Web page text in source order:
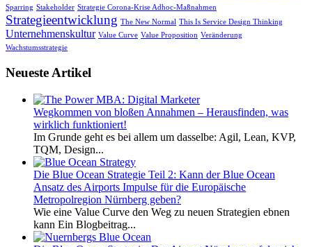
Sparring Stakeholder Strategie Corona-Krise Adhoc-Maßnahmen
Strategieentwicklung The New Normal This Is Service Design Thinking
Unternehmenskultur Value Curve Value Proposition Veränderung
Wachstumsstrategie
Neueste Artikel
Wegkommen von bloßen Annahmen – Herausfinden, was
wirklich funktioniert!
Im Grunde geht es bei allem um dasselbe: Agil, Lean, KVP,
TQM, Design...
Die Blue Ocean Strategie Teil 2: Kann der Blue Ocean
Ansatz des Airports Impulse für die Europäische
Metropolregion Nürnberg geben?
Wie eine Value Curve den Weg zu neuen Strategien ebnen
kann Ein Blogbeitrag...